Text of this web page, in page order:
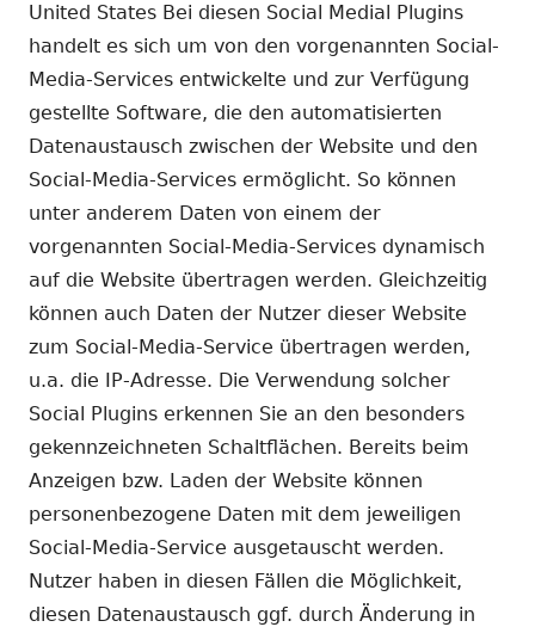
United States Bei diesen Social Medial Plugins
handelt es sich um von den vorgenannten Social-
Media-Services entwickelte und zur Verfügung
gestellte Software, die den automatisierten
Datenaustausch zwischen der Website und den
Social-Media-Services ermöglicht. So können
unter anderem Daten von einem der
vorgenannten Social-Media-Services dynamisch
auf die Website übertragen werden. Gleichzeitig
können auch Daten der Nutzer dieser Website
zum Social-Media-Service übertragen werden,
u.a. die IP-Adresse. Die Verwendung solcher
Social Plugins erkennen Sie an den besonders
gekennzeichneten Schaltflächen. Bereits beim
Anzeigen bzw. Laden der Website können
personenbezogene Daten mit dem jeweiligen
Social-Media-Service ausgetauscht werden.
Nutzer haben in diesen Fällen die Möglichkeit,
diesen Datenaustausch ggf. durch Änderung in